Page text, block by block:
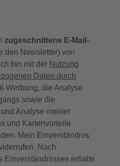
zugeschnittene E-Mail-
den Newsletter) von
bin mit der Nutzung
Daten durch
Werbung, die Analyse
sowie die
Analyse meiner
und Kartenvorteile
Mein Einverständnis
Nach
Einverständnisses erhalte